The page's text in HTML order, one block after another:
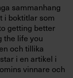
sammanhang
i boktitlar som
getting better
the life you
och tillika
i en artikel i
vinnare och